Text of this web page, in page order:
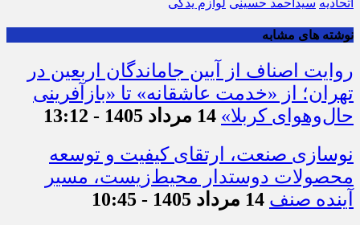
نوشته های مشابه
روایت اصناف از آیین جاماندگان اربعین در
تهران؛ از «خدمت عاشقانه» تا «بازآفرینی
حال‌وهوای کربلا» 14 مرداد 1405 - 13:12
نوسازی صنعت، ارتقای کیفیت و توسعه
محصولات دوستدار محیط‌زیست، مسیر
آینده صنف 14 مرداد 1405 - 10:45